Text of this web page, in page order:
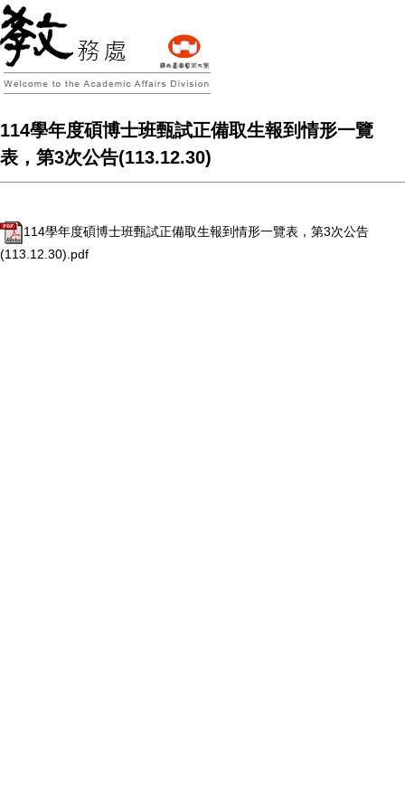
114學年度碩博士班甄試正備取生報到情形一覽
表，第3次公告(113.12.30)
114學年度碩博士班甄試正備取生報到情形一覽表，第3次公告
(113.12.30).pdf